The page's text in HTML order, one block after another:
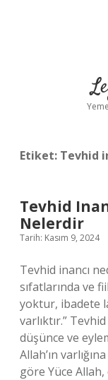
Etiket: Tevhid
Tevhid
Nelerdir
Tarih: Kasım 9, 2024
Tevhid inancı
sıfatlarında ve
yoktur, ibadete
varlıktır.”
düşünce ve
Allah’ın
göre Yüce Allah,